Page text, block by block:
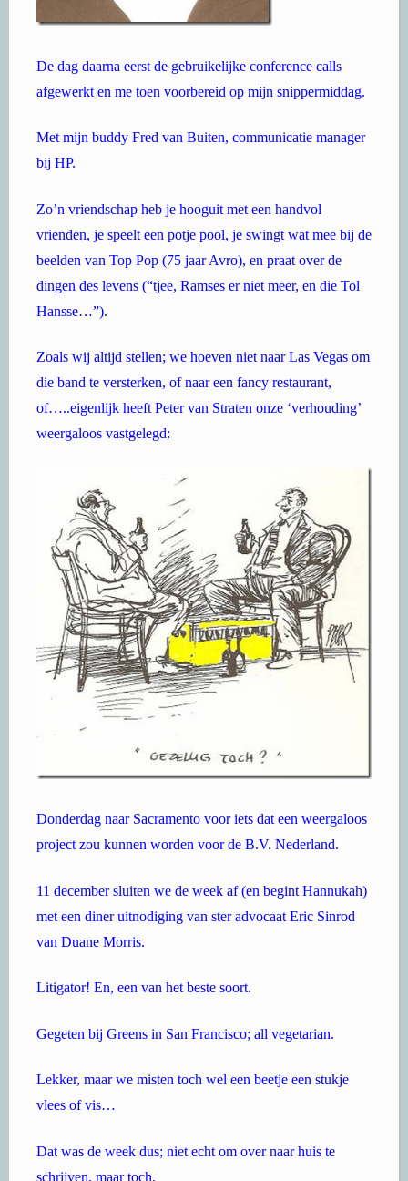
De dag daarna eerst de gebruikelijke conference calls
afgewerkt en me toen voorbereid op mijn snippermiddag.
Met mijn buddy Fred van Buiten, communicatie manager
bij HP.
Zo’n vriendschap heb je hooguit met een handvol
vrienden, je speelt een potje pool, je swingt wat mee bij de
beelden van Top Pop (75 jaar Avro), en praat over de
dingen des levens (“tjee, Ramses er niet meer, en die Tol
Hansse…”).
Zoals wij altijd stellen; we hoeven niet naar Las Vegas om
die band te versterken, of naar een fancy restaurant,
of…..eigenlijk heeft Peter van Straten onze ‘verhouding’
weergaloos vastgelegd:
Donderdag naar Sacramento voor iets dat een weergaloos
project zou kunnen worden voor de B.V. Nederland.
11 december sluiten we de week af (en begint Hannukah)
met een diner uitnodiging van ster advocaat Eric Sinrod
van Duane Morris.
Litigator! En, een van het beste soort.
Gegeten bij Greens in San Francisco; all vegetarian.
Lekker, maar we misten toch wel een beetje een stukje
vlees of vis…
Dat was de week dus; niet echt om over naar huis te
schrijven, maar toch.